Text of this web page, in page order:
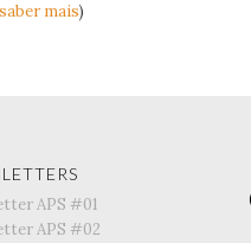
saber mais)
APS #01
APS #02